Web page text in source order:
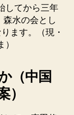
してから三年
水の会とし
ます。（現・
（中国
）